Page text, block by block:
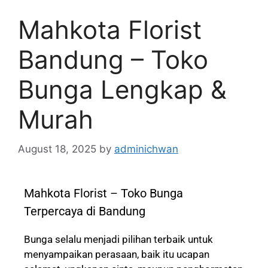
Mahkota Florist
Bandung – Toko
Bunga Lengkap &
Murah
August 18, 2025 by adminichwan
Mahkota Florist – Toko Bunga
Terpercaya di Bandung
Bunga selalu menjadi pilihan terbaik untuk
menyampaikan perasaan, baik itu ucapan